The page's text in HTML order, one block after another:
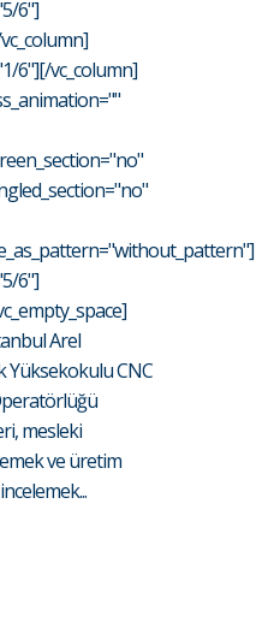
6"]
6"][/vc_column]
6"]
Arel
Yüksekokulu CNC
mesleki
ve üretim